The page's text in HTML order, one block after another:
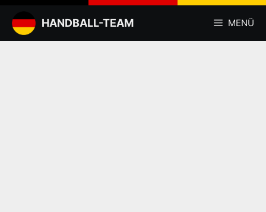
Inhalt
springen
HANDBALL-TEAM MENÜ